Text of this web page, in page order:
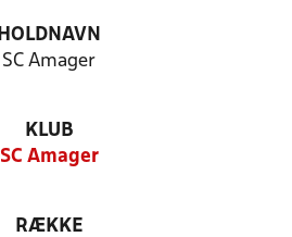
HOLDNAVN
SC Amager
KLUB
SC Amager
RÆKKE